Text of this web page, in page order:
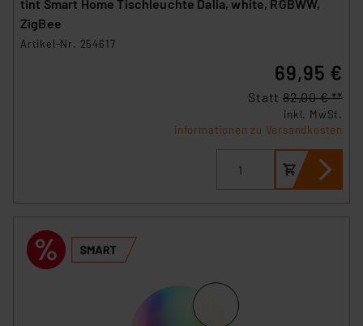
tint Smart Home Tischleuchte Dalia, white, RGBWW,
ZigBee
Artikel-Nr. 254617
69,95 €
Statt 82,00 € **
inkl. MwSt.
Informationen zu Versandkosten